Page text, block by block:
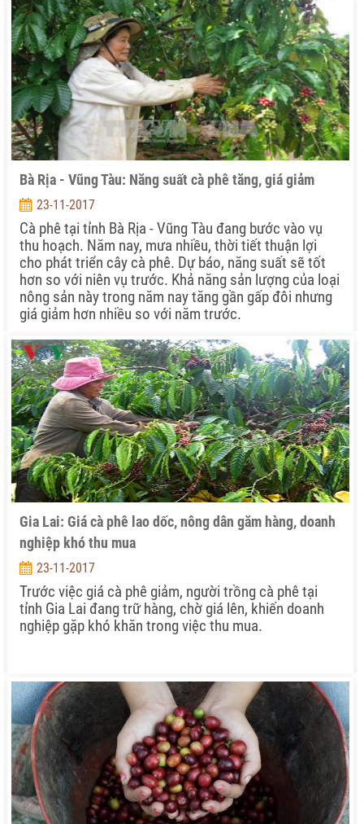
Bà Rịa - Vũng Tàu: Năng suất cà phê tăng, giá giảm
23-11-2017
Cà phê tại tỉnh Bà Rịa - Vũng Tàu đang bước vào vụ
thu hoạch. Năm nay, mưa nhiều, thời tiết thuận lợi
cho phát triển cây cà phê. Dự báo, năng suất sẽ tốt
hơn so với niên vụ trước. Khả năng sản lượng của loại
nông sản này trong năm nay tăng gần gấp đôi nhưng
giá giảm hơn nhiều so với năm trước.
Gia Lai: Giá cà phê lao dốc, nông dân găm hàng, doanh
nghiệp khó thu mua
23-11-2017
Trước việc giá cà phê giảm, người trồng cà phê tại
tỉnh Gia Lai đang trữ hàng, chờ giá lên, khiến doanh
nghiệp gặp khó khăn trong việc thu mua.